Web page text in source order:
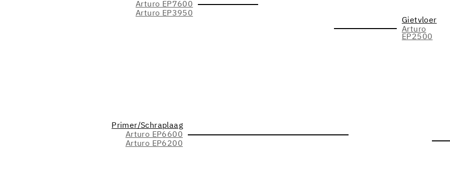
Arturo EP7600
Arturo EP3950
Gietvloer
Arturo
EP2500
Primer/Schraplaag
Arturo EP6600
Arturo EP6200